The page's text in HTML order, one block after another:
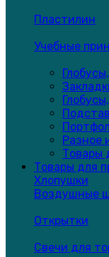
Пластилин
Учебные
Разное
Товары
Товары для
Хлопушки
Воздушные
Открытки
Свечи для